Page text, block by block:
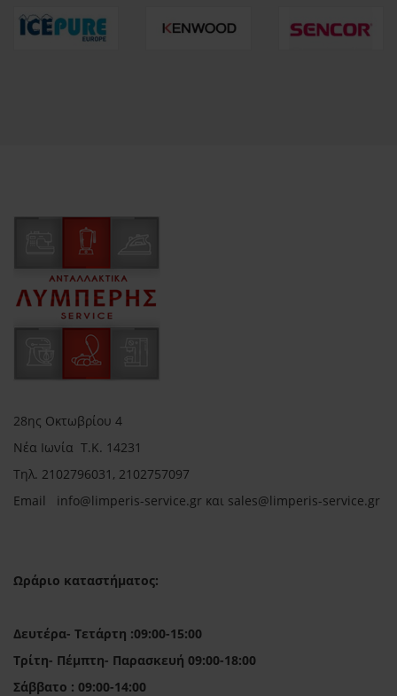
28ης Οκτωβρίου 4
Νέα Ιωνία Τ.Κ. 14231
Τηλ. 2102796031, 2102757097
Email info@limperis-service.gr και sales@limperis-service.gr
Ωράριο καταστήματος:
Δευτέρα- Τετάρτη :09:00-15:00
Τρίτη- Πέμπτη- Παρασκευή 09:00-18:00
Σάββατο : 09:00-14:00